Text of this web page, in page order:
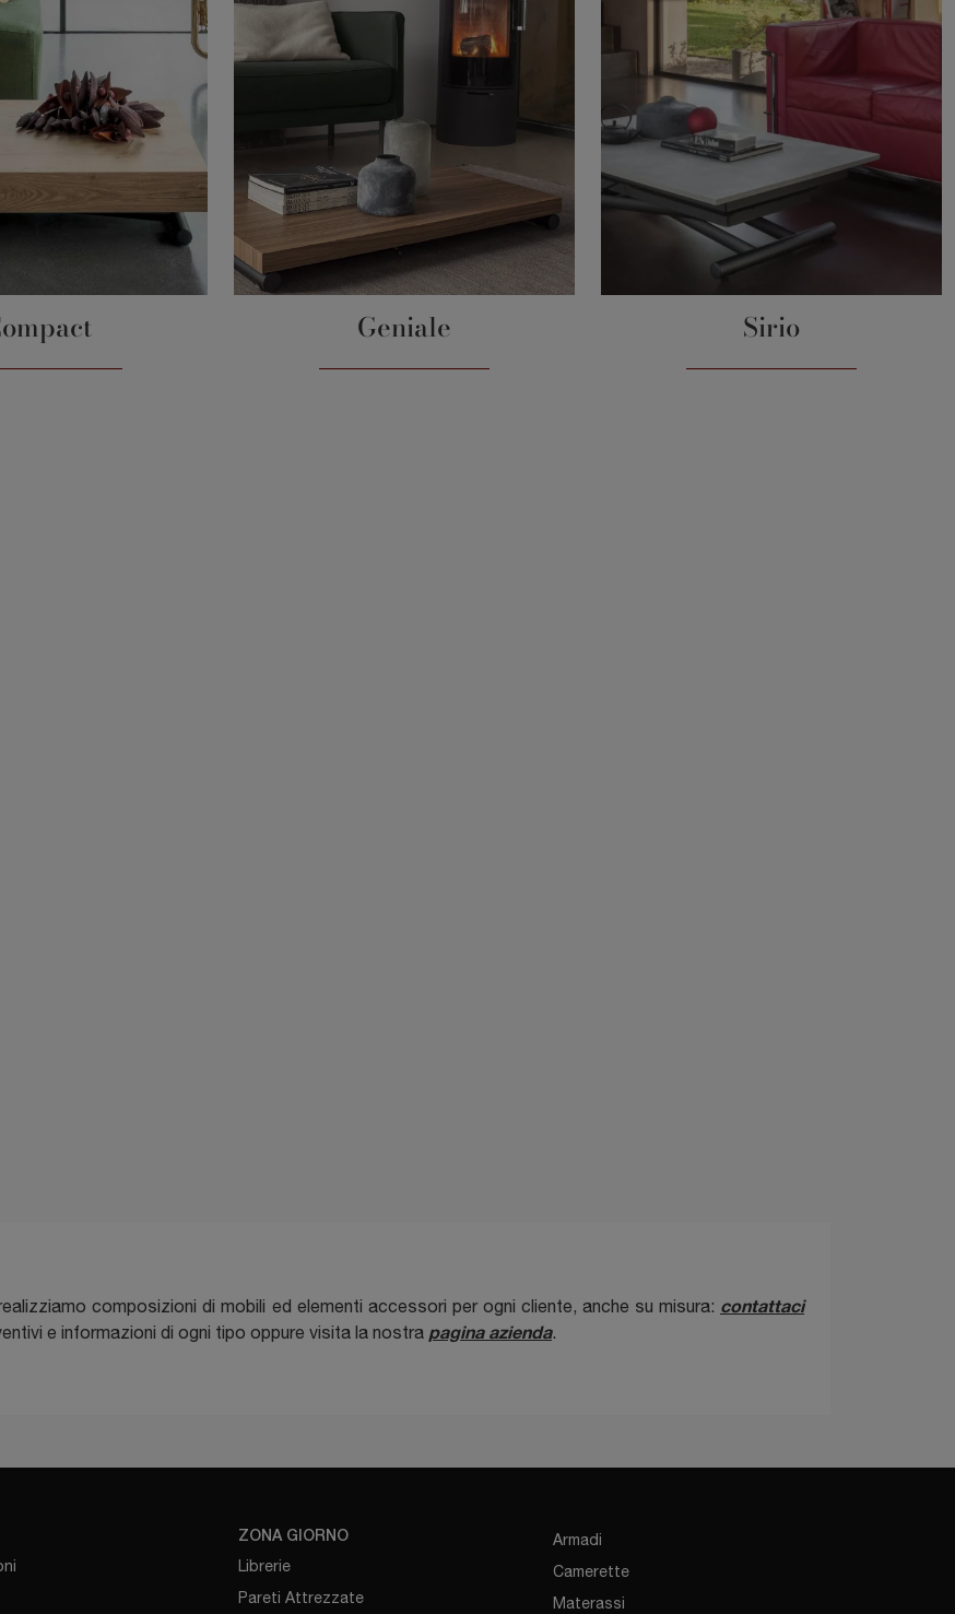
Geniale Sirio
composizioni di mobili ed elementi accessori per ogni cliente, anche su misura: contattaci
e informazioni di ogni tipo oppure visita la nostra pagina azienda.
ZONA GIORNO
Librerie
Pareti Attrezzate
Armadi
Camerette
Materassi